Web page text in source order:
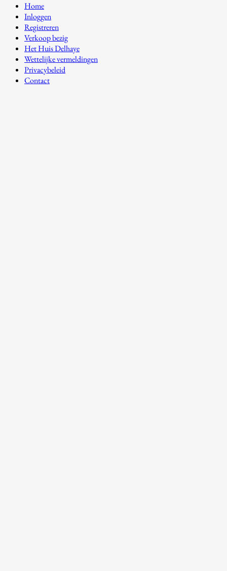
Home
Inloggen
Registreren
Verkoop bezig
Het Huis Delhaye
Wettelijke vermeldingen
Privacybeleid
Contact